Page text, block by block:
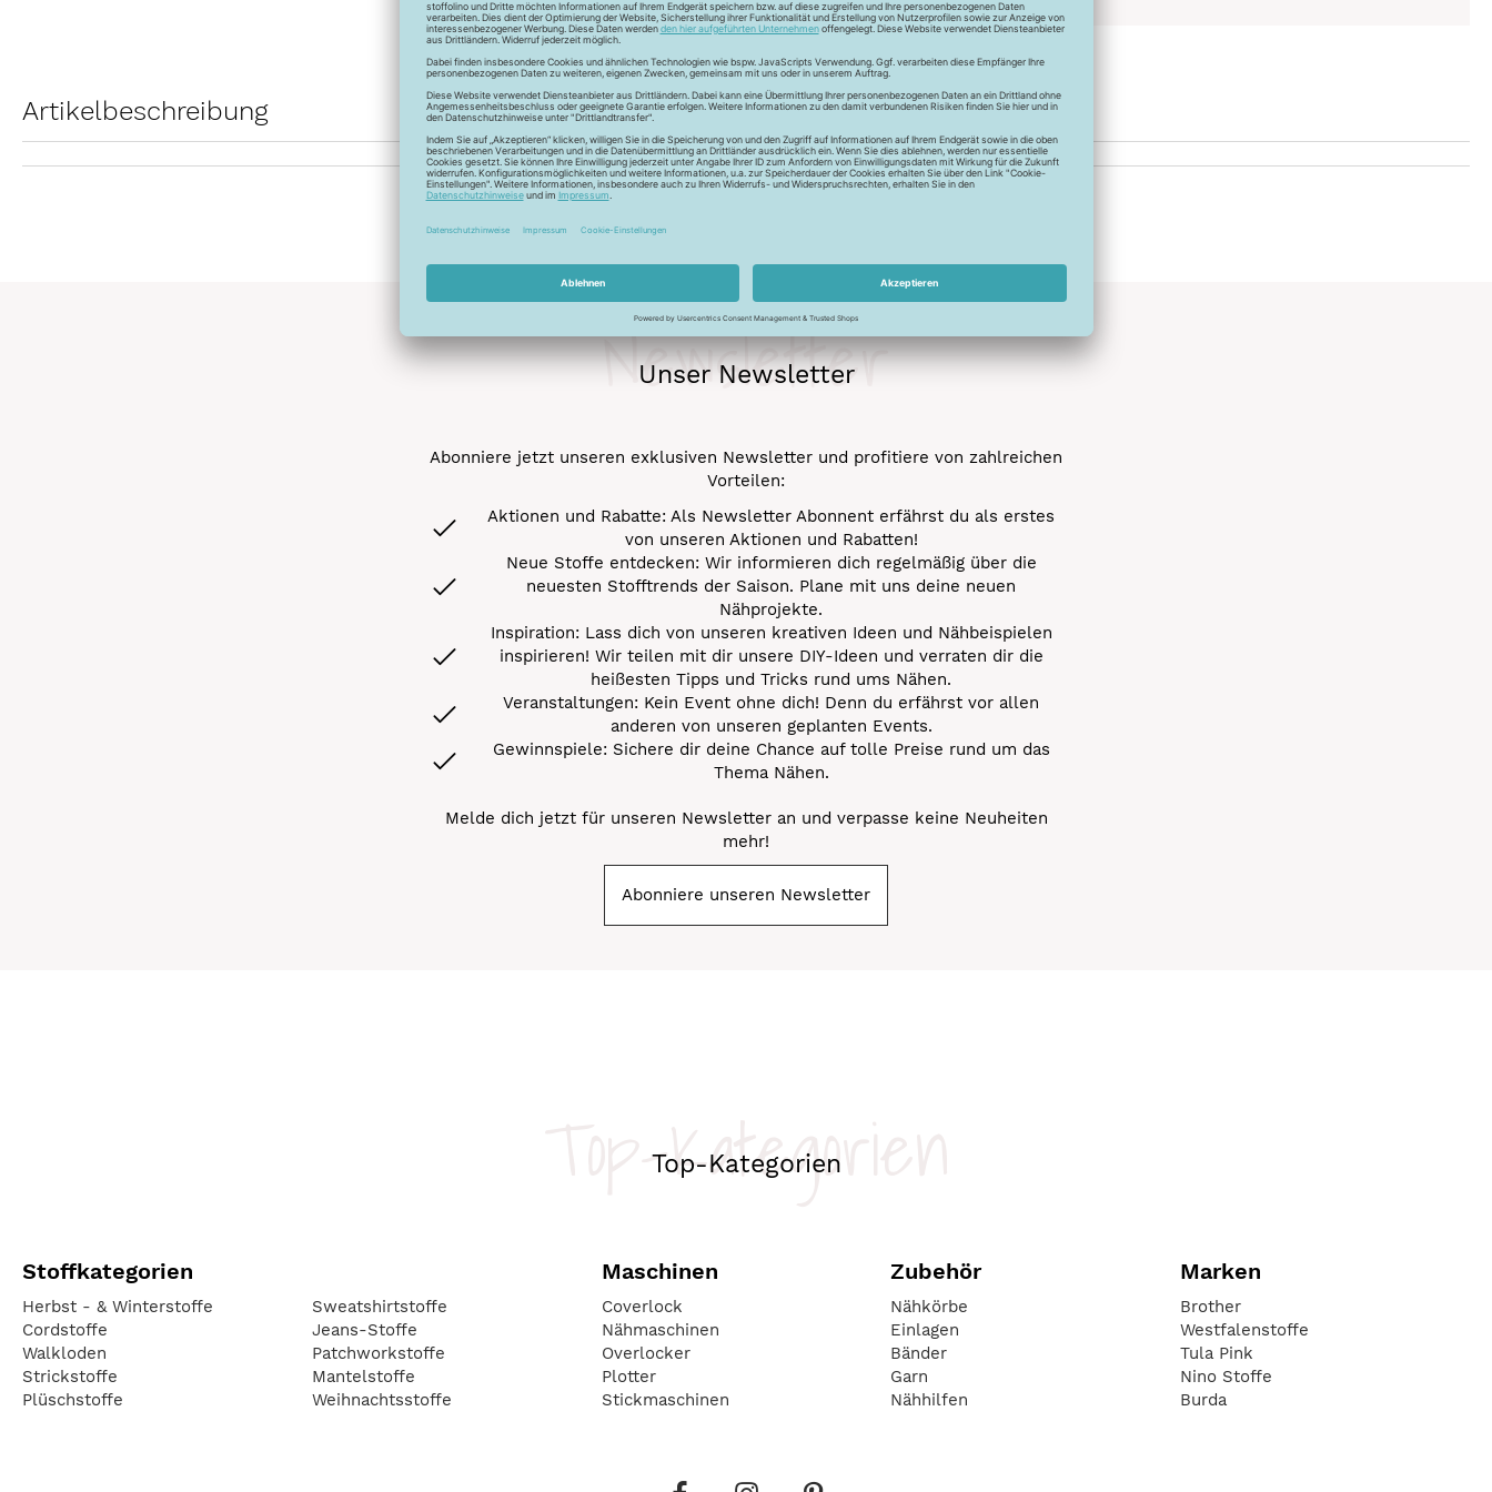
Artikelbeschreibung
Unser Newsletter
Newsletter
Abonniere jetzt unseren exklusiven Newsletter und profitiere von zahlreichen
Vorteilen:
Aktionen und Rabatte: Als Newsletter Abonnent erfährst du als erstes
von unseren Aktionen und Rabatten!
Neue Stoffe entdecken: Wir informieren dich regelmäßig über die
neuesten Stofftrends der Saison. Plane mit uns deine neuen
Nähprojekte.
Inspiration: Lass dich von unseren kreativen Ideen und Nähbeispielen
inspirieren! Wir teilen mit dir unsere DIY-Ideen und verraten dir die
heißesten Tipps und Tricks rund ums Nähen.
Veranstaltungen: Kein Event ohne dich! Denn du erfährst vor allen
anderen von unseren geplanten Events.
Gewinnspiele: Sichere dir deine Chance auf tolle Preise rund um das
Thema Nähen.
Melde dich jetzt für unseren Newsletter an und verpasse keine Neuheiten
mehr!
Abonniere unseren Newsletter
Top-Kategorien
Top-Kategorien
Stoffkategorien
Herbst - & Winterstoffe
Cordstoffe
Walkloden
Strickstoffe
Plüschstoffe
Sweatshirtstoffe
Jeans-Stoffe
Patchworkstoffe
Mantelstoffe
Weihnachtsstoffe
Maschinen
Coverlock
Nähmaschinen
Overlocker
Plotter
Stickmaschinen
Zubehör
Nähkörbe
Einlagen
Bänder
Garn
Nähhilfen
Marken
Brother
Westfalenstoffe
Tula Pink
Nino Stoffe
Burda